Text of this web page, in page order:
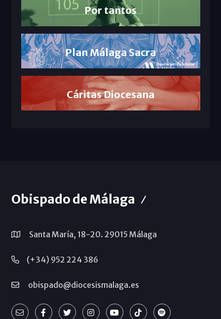
Por tantos
Plan Málaga Sacra
Cáritas Diocesana
Obispado de Málaga
Santa María, 18-20. 29015 Málaga
(+34) 952 224 386
obispado@diocesismalaga.es